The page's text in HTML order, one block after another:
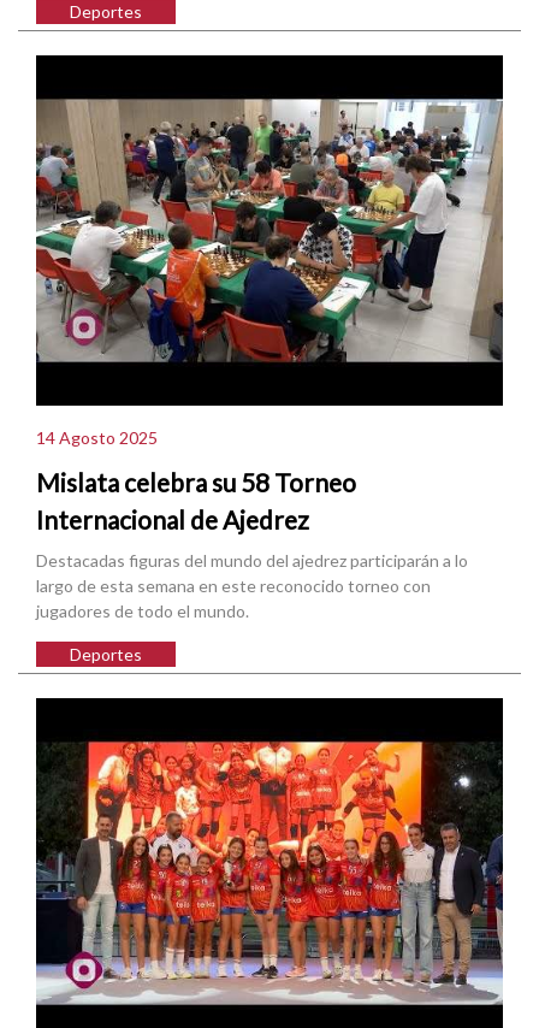
Deportes
14 Agosto 2025
Mislata celebra su 58 Torneo
Internacional de Ajedrez
Destacadas figuras del mundo del ajedrez participarán a lo
largo de esta semana en este reconocido torneo con
jugadores de todo el mundo.
Deportes